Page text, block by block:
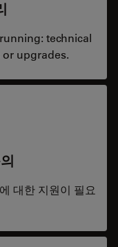
technical
or upgrades.
대한 지원이 필요